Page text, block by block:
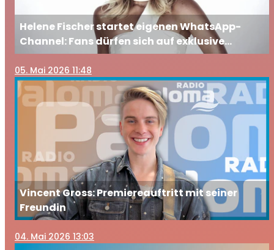
Helene Fischer startet eigenen WhatsApp-
Channel: Fans dürfen sich auf exklusive
Einblicke freuen
05. Mai 2026 11:48
Vincent Gross: Premiereauftritt mit seiner
Freundin
04. Mai 2026 13:03